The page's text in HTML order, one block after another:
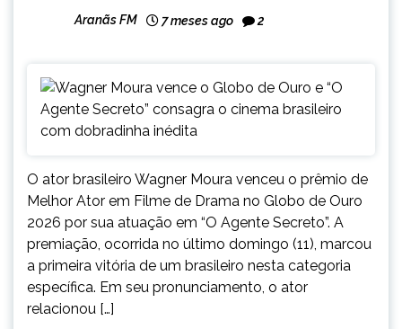
Aranãs FM 7 meses ago 2
O ator brasileiro Wagner Moura venceu o prêmio de
Melhor Ator em Filme de Drama no Globo de Ouro
2026 por sua atuação em “O Agente Secreto”. A
premiação, ocorrida no último domingo (11), marcou
a primeira vitória de um brasileiro nesta categoria
específica. Em seu pronunciamento, o ator
relacionou […]